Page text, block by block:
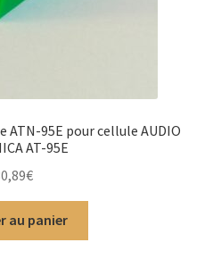
95E pour cellule AUDIO
AT-95E
€
au panier